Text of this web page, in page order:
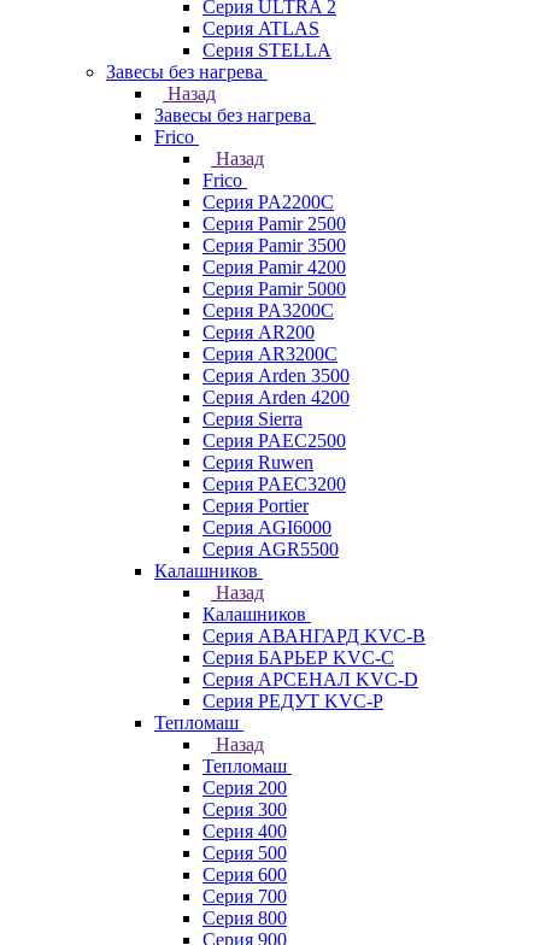
Серия ULTRA 2
Серия ATLAS
Серия STELLA
Завесы без нагрева
Назад
Завесы без нагрева
Frico
Назад
Frico
Серия PA2200C
Серия Pamir 2500
Серия Pamir 3500
Серия Pamir 4200
Серия Pamir 5000
Серия PA3200C
Серия AR200
Серия AR3200C
Серия Arden 3500
Серия Arden 4200
Серия Sierra
Серия PAEC2500
Серия Ruwen
Серия PAEC3200
Серия Portier
Серия AGI6000
Серия AGR5500
Калашников
Назад
Калашников
Серия АВАНГАРД KVC-B
Серия БАРЬЕР KVC-C
Серия АРСЕНАЛ KVC-D
Серия РЕДУТ KVC-P
Тепломаш
Назад
Тепломаш
Серия 200
Серия 300
Серия 400
Серия 500
Серия 600
Серия 700
Серия 800
Серия 900